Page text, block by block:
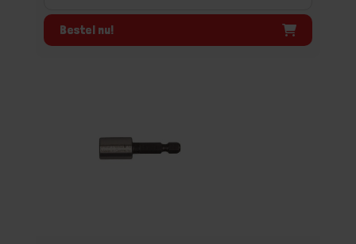
Bestel nu!